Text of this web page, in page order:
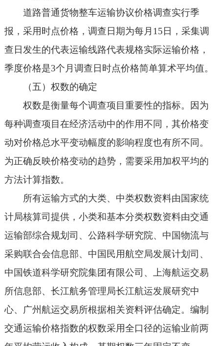
道路普通货物整车运输协议价格调查实行季
报，采用时点价格，调查日期为每月15日，采集调
查日发生的代表运输线路代表规格实际运输价格，
季度价格是3个月调查日时点价格简单算术平均值。
（五）权数的确定
权数是衡量每个调查项目重要性的指标。因为
每种调查项目在经济活动中的作用不同，其价格变
动对价格总水平变动幅度的影响程度也有所不同。
为正确反映价格变动的趋势，需要采用加权平均的
方法计算指数。
所有运输方式的大类、中类权数资料由国家统
计局核算司提供，小类和基本分类权数资料由交通
运输部综合规划司、公路科学研究院、中国物流与
采购联合会信息部、中国民用航空局发展计划司、
中国铁道科学研究院集团有限公司、上海航运交易
所信息部、长江航务管理局长江航运发展研究中
心、广州航运交易所根据相关资料评估确定。编制
交通运输价格指数的权数采用全口径的运输业前两